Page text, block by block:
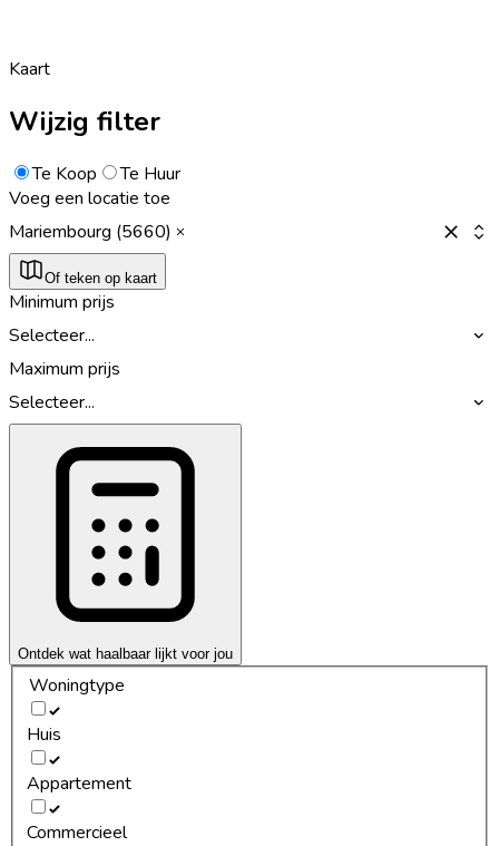
Kaart
Wijzig filter
Te Koop
Te Huur
Voeg een locatie toe
Mariembourg (5660)
Of teken op kaart
Minimum prijs
Selecteer...
Maximum prijs
Selecteer...
Ontdek wat haalbaar lijkt voor jou
Woningtype
Huis
Appartement
Commercieel